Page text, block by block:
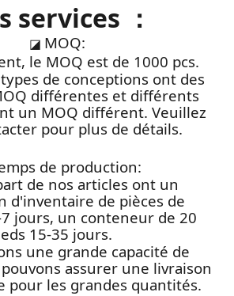
services ：
◪ MOQ:
le MOQ est de 1000 pcs.
de conceptions ont des
différentes et différents
un MOQ différent. Veuillez
pour plus de détails.
de production:
de nos articles ont un
d'inventaire de pièces de
jours, un conteneur de 20
15-35 jours.
une grande capacité de
assurer une livraison
pour les grandes quantités.